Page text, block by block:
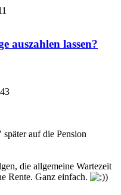
auszahlen lassen?
auf die Pension
die allgemeine Wartezeit
Rente. Ganz einfach.
)